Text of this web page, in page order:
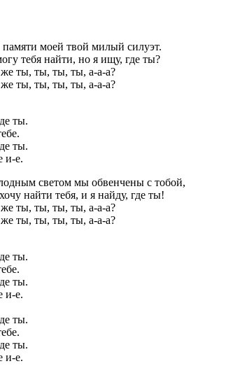
моей твой милый силуэт.
тебя найти, но я ищу, где ты?
ты, ты, ты, ты, а-а-а?
ты, ты, ты, ты, а-а-а?
ты.
ты.
и-е.
светом мы обвенчены с тобой,
найти тебя, и я найду, где ты!
ты, ты, ты, ты, а-а-а?
ты, ты, ты, ты, а-а-а?
ты.
ты.
и-е.
ты.
ты.
и-е.